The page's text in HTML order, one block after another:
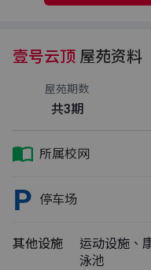
壹号云顶 屋苑资料
屋苑期数
共3期
所属校网
停车场
其他设施
运动设施、
泳池